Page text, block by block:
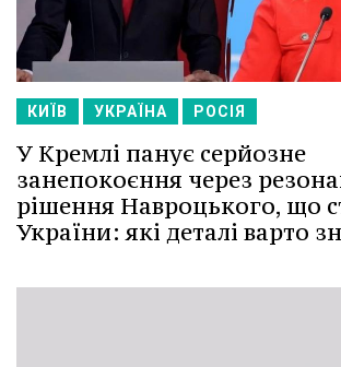
КИЇВ УКРАЇНА РОСІЯ
У Кремлі панує серйозне
занепокоєння через
рішення Навроцького, що
України: які деталі варто